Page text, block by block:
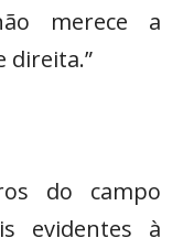
merece a
direita.”
do campo
evidentes à